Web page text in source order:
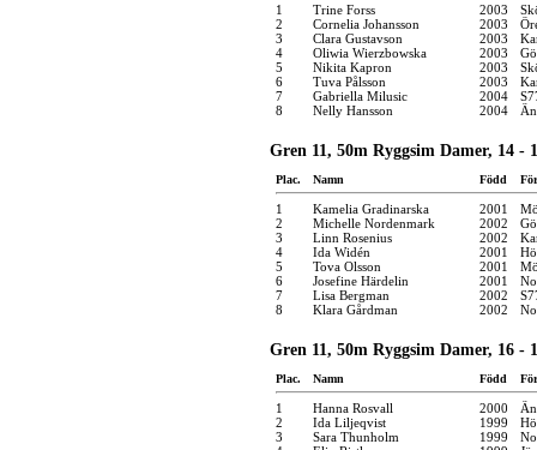
1 Trine Forss 2003
2
Cornelia Johansson 2003
3
Clara Gustavson 2003
4
Oliwia Wierzbowska 2003
5
Nikita Kapron 2003
6
Tuva Pålsson 2003
7
Gabriella Milusic 2004
8
Nelly Hansson 2004
Gren 11, 50m Ryggsim Damer, 14 -
Plac. Namn Född
1 Kamelia Gradinarska 2001
2
Michelle Nordenmark 2002
3
Linn Rosenius 2002
4
Ida Widén 2001
5
Tova Olsson 2001
6
Josefine Härdelin 2001
7
Lisa Bergman 2002
8
Klara Gårdman 2002
Gren 11, 50m Ryggsim Damer, 16 -
Plac. Namn Född
1 Hanna Rosvall 2000
2
Ida Liljeqvist 1999
3
Sara Thunholm 1999